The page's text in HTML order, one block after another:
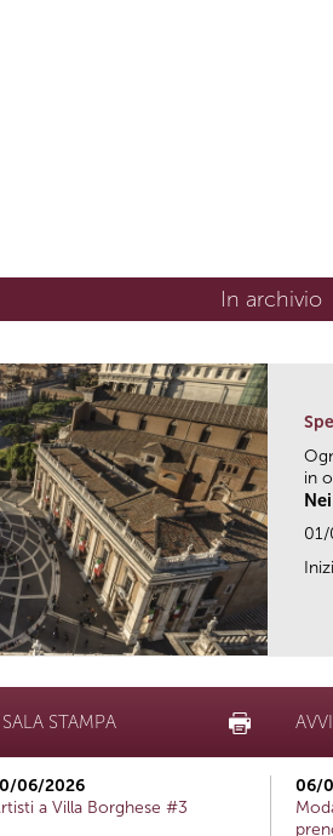
In archivio
in
SALA STAMPA
06/2026
a Villa Borghese #3
06/